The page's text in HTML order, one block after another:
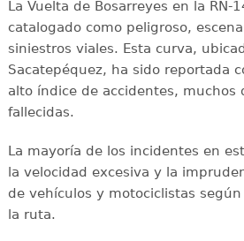
La Vuelta de Bosarreyes en la RN-
catalogado como peligroso,
siniestros viales. Esta curva,
Sacatepéquez, ha sido reportada
alto índice de accidentes, muchos
fallecidas.
La mayoría de los incidentes en
la velocidad excesiva y la
de vehículos y motociclistas
la ruta.